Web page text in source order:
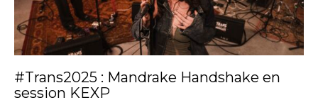
#Trans2025 : Mandrake Handshake en
session KEXP